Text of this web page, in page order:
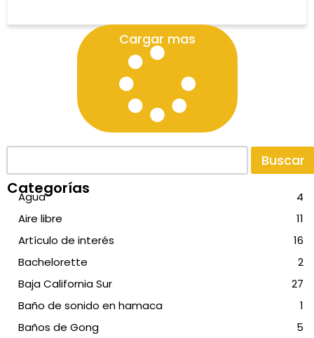
Cargar mas
Buscar
Categorías
Agua
4
Aire libre
11
Artículo de interés
16
Bachelorette
2
Baja California Sur
27
Baño de sonido en hamaca
1
Baños de Gong
5